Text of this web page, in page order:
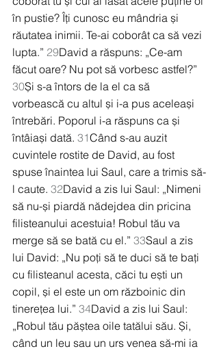
în pustie? Îți cunosc eu mândria și
răutatea inimii. Te-ai coborât ca să vezi
lupta.” 29David a răspuns: „Ce-am
făcut oare? Nu pot să vorbesc astfel?”
30Și s-a întors de la el ca să
vorbească cu altul și i-a pus aceleași
întrebări. Poporul i-a răspuns ca și
întâiași dată. 31Când s-au auzit
cuvintele rostite de David, au fost
spuse înaintea lui Saul, care a trimis să-
l caute. 32David a zis lui Saul: „Nimeni
să nu-și piardă nădejdea din pricina
filisteanului acestuia! Robul tău va
merge să se bată cu el.” 33Saul a zis
lui David: „Nu poți să te duci să te bați
cu filisteanul acesta, căci tu ești un
copil, și el este un om războinic din
tinerețea lui.” 34David a zis lui Saul:
„Robul tău păștea oile tatălui său. Și,
când un leu sau un urs venea să-mi ia